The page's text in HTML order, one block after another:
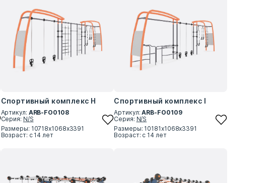
Спортивный комплекс H
Артикул: ARB-FO0108
Серия: N/S
Размеры: 10718х1068х3391
Возраст: с 14 лет
Спортивный комплекс I
Артикул:ARB-FO0109
Серия: N/S
Размеры: 10181х1068х3391
Возраст: с 14 лет